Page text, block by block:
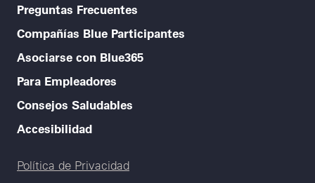
Preguntas Frecuentes
Compañías Blue Participantes
Asociarse con Blue365
Para Empleadores
Consejos Saludables
Accesibilidad
Legal menu
Política de Privacidad